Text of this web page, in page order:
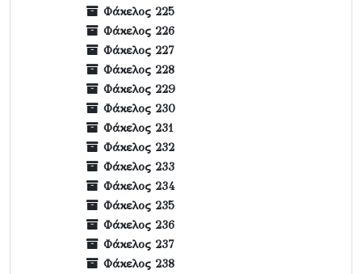
Φάκελος 225
Φάκελος 226
Φάκελος 227
Φάκελος 228
Φάκελος 229
Φάκελος 230
Φάκελος 231
Φάκελος 232
Φάκελος 233
Φάκελος 234
Φάκελος 235
Φάκελος 236
Φάκελος 237
Φάκελος 238